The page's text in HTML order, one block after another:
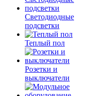
Светодиодные
подсветки
Теплый пол
Розетки и
выключатели